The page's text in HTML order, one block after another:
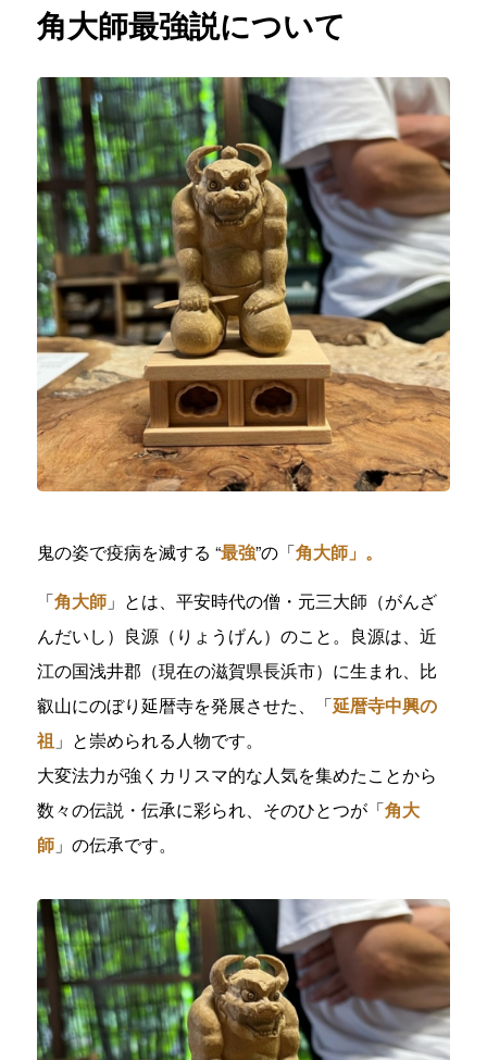
角大師最強説について
鬼の姿で疫病を滅する “最強”の「角大師」。
「角大師」とは、平安時代の僧・元三大師（がんざ
んだいし）良源（りょうげん）のこと。良源は、近
江の国浅井郡（現在の滋賀県長浜市）に生まれ、比
叡山にのぼり延暦寺を発展させた、「延暦寺中興の
祖 」と崇められる人物です。
大変法力が強くカリスマ的な人気を集めたことから
数々の伝説・伝承に彩られ、そのひとつが「角大
師」の伝承です。